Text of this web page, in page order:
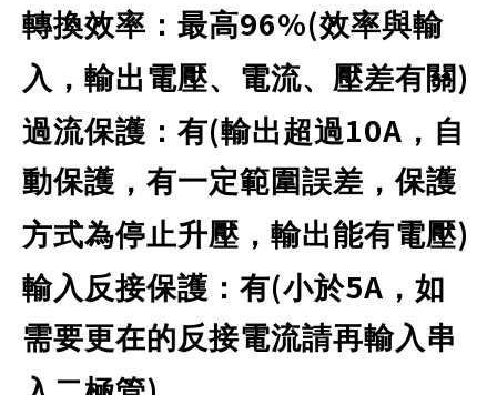
轉換效率：最高96%(效率與輸
入，輸出電壓、電流、壓差有關 )
過流保護：有(輸出超過10A ，自
動保護，有一定範圍誤差，保護
方式為停止升壓，輸出能有電壓)
輸入反接保護：有(小於5A ，如
需要更在的反接電流請再輸入串